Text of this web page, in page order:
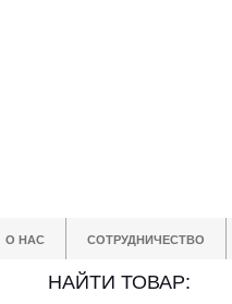
О НАС СОТРУДНИЧЕСТВО
НАЙТИ ТОВАР: